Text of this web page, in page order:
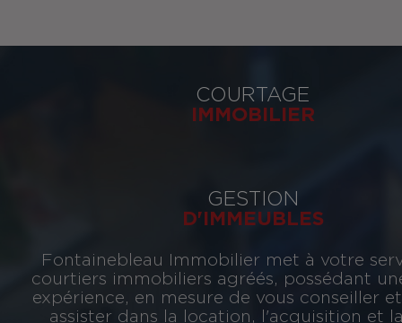
COURTAGE
IMMOBILIER
GESTION
D'IMMEUBLES
Fontainebleau Immobilier met à votre
courtiers immobiliers agréés, possédant
expérience, en mesure de vous conseiller
assister dans la location, l'acquisition et